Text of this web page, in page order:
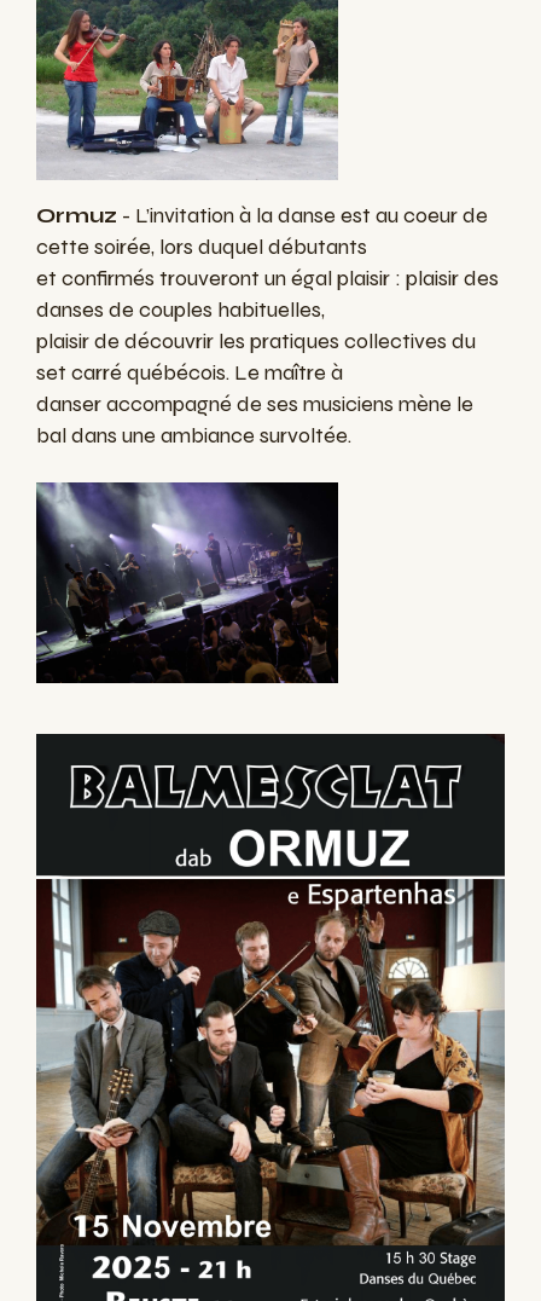
Ormuz - L’invitation à la danse est au coeur de
cette soirée, lors duquel débutants
et confirmés trouveront un égal plaisir : plaisir des
danses de couples habituelles,
plaisir de découvrir les pratiques collectives du
set carré québécois. Le maître à
danser accompagné de ses musiciens mène le
bal dans une ambiance survoltée.